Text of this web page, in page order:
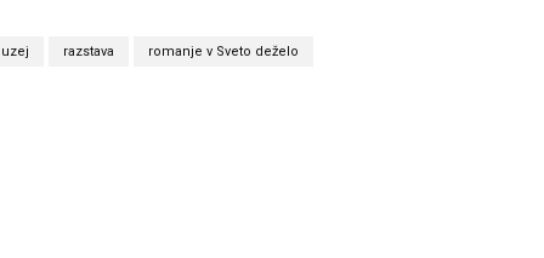
razstava romanje v Sveto deželo